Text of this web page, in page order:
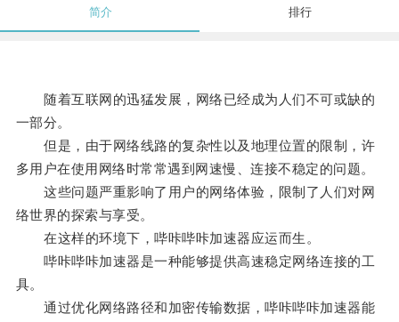
简介 排行
随着互联网的迅猛发展，网络已经成为人们不可或缺的
一部分。
但是，由于网络线路的复杂性以及地理位置的限制，许
多用户在使用网络时常常遇到网速慢、连接不稳定的问题。
这些问题严重影响了用户的网络体验，限制了人们对网
络世界的探索与享受。
在这样的环境下，哔咔哔咔加速器应运而生。
哔咔哔咔加速器是一种能够提供高速稳定网络连接的工
具。
通过优化网络路径和加密传输数据，哔咔哔咔加速器能